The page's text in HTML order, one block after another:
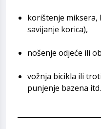
korištenje miksera,
savijanje korica),
nošenje odjeće ili
vožnja bicikla ili
punjenje bazena itd.